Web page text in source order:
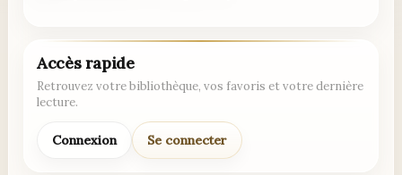
Accès rapide
Retrouvez votre bibliothèque, vos favoris et votre dernière
lecture.
Connexion Se connecter